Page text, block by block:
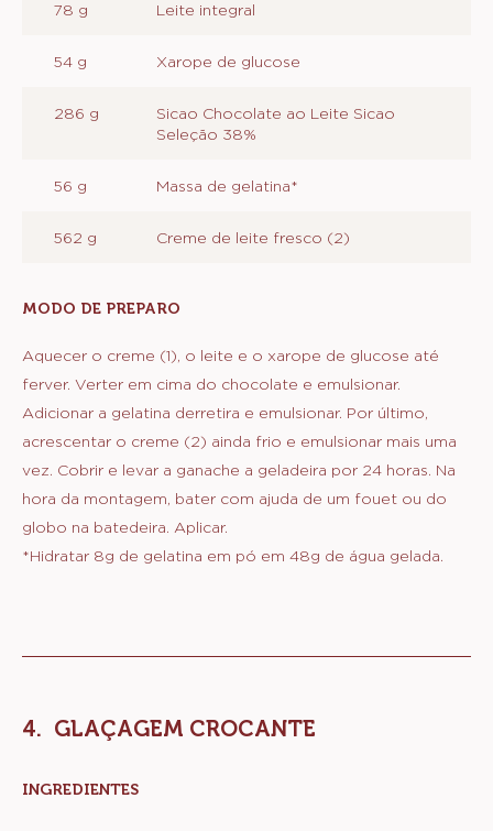
78 g Leite integral
54 g Xarope de glucose
286 g
Sicao Chocolate ao Leite Sicao
Seleção 38%
56 g Massa de gelatina*
562 g Creme de leite fresco (2)
MODO DE PREPARO
MONTADA
LEITE
Aquecer o creme (1), o leite e o xarope de glucose até
ferver. Verter em cima do chocolate e emulsionar.
Adicionar a gelatina derretira e emulsionar. Por último,
acrescentar o creme (2) ainda frio e emulsionar mais uma
vez. Cobrir e levar a ganache a geladeira por 24 horas. Na
hora da montagem, bater com ajuda de um fouet ou do
globo na batedeira. Aplicar.
*Hidratar 8g de gelatina em pó em 48g de água gelada.
GLAÇAGEM CROCANTE
INGREDIENTES